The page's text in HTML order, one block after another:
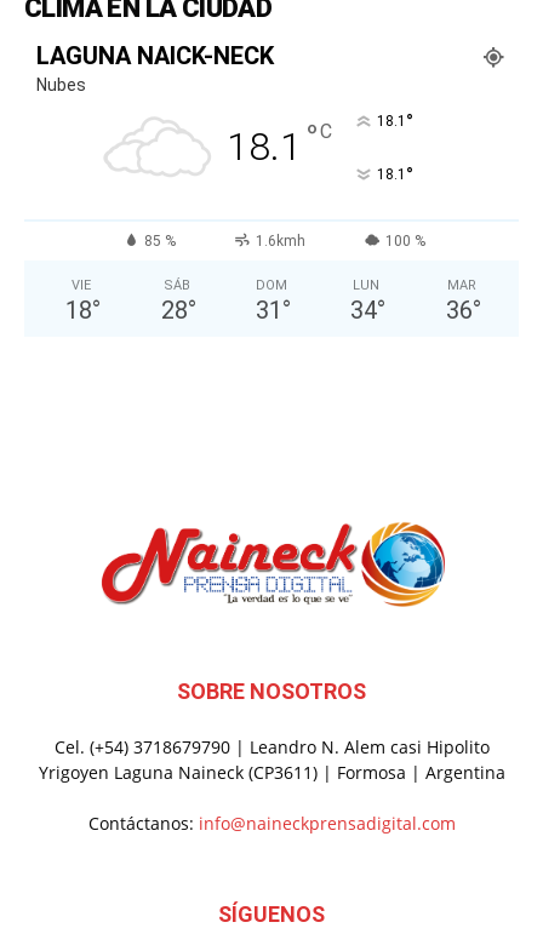
CLIMA EN LA CIUDAD
LAGUNA NAICK-NECK
Nubes
18.1 °C 18.1 °
18.1 °
85 % 1.6kmh 100 %
VIE
18°
SÁB
28°
DOM
31 °
LUN
34°
MAR
36°
SOBRE NOSOTROS
Cel. (+54) 3718679790 | Leandro N. Alem casi Hipolito
Yrigoyen Laguna Naineck (CP3611) | Formosa | Argentina
Contáctanos: info@naineckprensadigital.com
SÍGUENOS